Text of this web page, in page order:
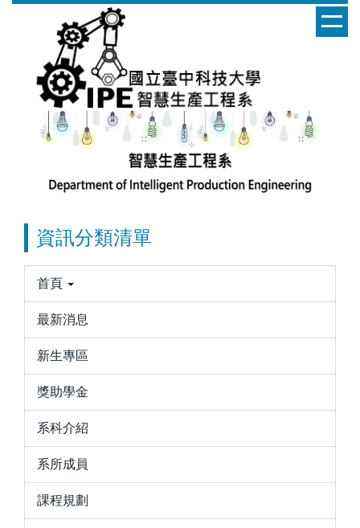
資訊分類清單
首頁
最新消息
新生專區
獎助學金
系科介紹
系所成員
課程規劃